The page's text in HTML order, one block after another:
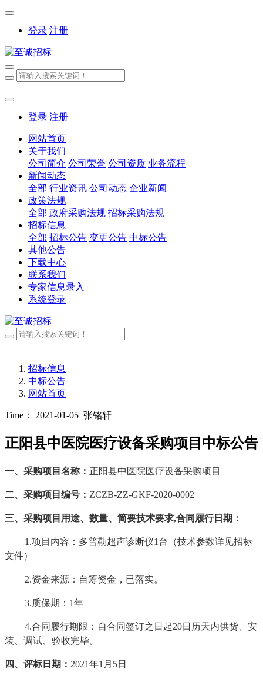
登录 注册
登录 注册
网站首页
关于我们
公司简介 公司荣誉 公司资质 业务流程
新闻动态
全部 行业资讯 公司动态 企业新闻
政策法规
全部 政府采购法规 招标采购法规
招标信息
全部 招标公告 变更公告 中标公告
其他公告
下载中心
联系我们
专家信息录入
系统登录
招标信息
中标公告
网站首页
Time： 2021-01-05 张铭轩
正阳县中医院医疗设备采购项目中标公告
一、采购项目名称： 正阳县中医院医疗设备采购项目
二、采购项目编号： ZCZB-ZZ-GKF-2020-0002
三、采购项目用途、数量、简要技术要求,合同履行日期：
1.项目内容： 多普勒超声诊断仪1台（技术参数详见招标
文件）
2.资金来源：自筹资金，已落实。
3.质保期：1年
4.合同履行期限：自合同签订之日起20日历天内供货、安
装、调试、验收完毕。
四、评标日期： 2021年1月5日